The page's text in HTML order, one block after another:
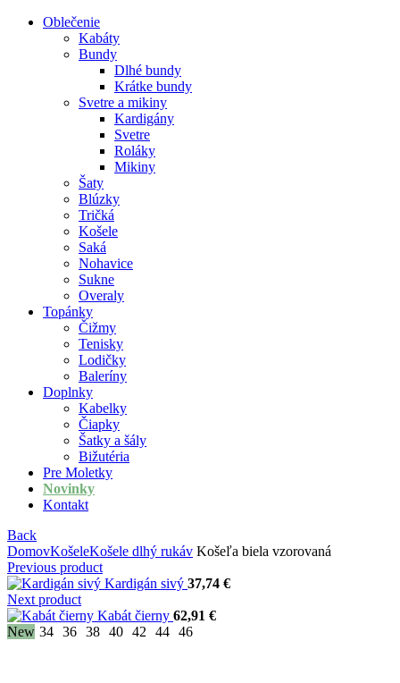
Oblečenie
Kabáty
Bundy
Dlhé bundy
Krátke bundy
Svetre a mikiny
Kardigány
Svetre
Roláky
Mikiny
Šaty
Blúzky
Tričká
Košele
Saká
Nohavice
Sukne
Overaly
Topánky
Čižmy
Tenisky
Lodičky
Baleríny
Doplnky
Kabelky
Čiapky
Šatky a šály
Bižutéria
Pre Moletky
Novinky
Kontakt
Back
DomovKošeleKošele dlhý rukáv Košeľa biela vzorovaná
Previous product
Kardigán sivý 37,74 €
Next product
Kabát čierny 62,91 €
New 34 36 38 40 42 44 46